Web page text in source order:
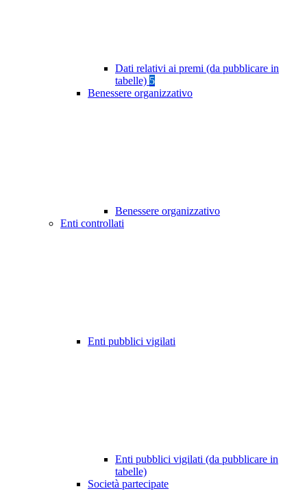
Dati relativi ai premi (da pubblicare in
tabelle) 5
Benessere organizzativo
Benessere organizzativo
Enti controllati
Enti pubblici vigilati
Enti pubblici vigilati (da pubblicare in
tabelle)
Società partecipate